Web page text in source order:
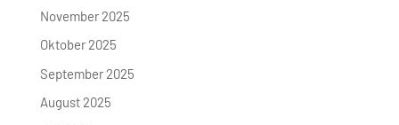
November 2025
Oktober 2025
September 2025
August 2025